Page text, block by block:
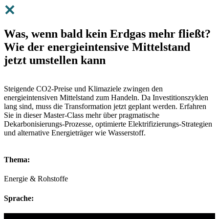
Was, wenn bald kein Erdgas mehr fließt?
Wie der energieintensive Mittelstand
jetzt umstellen kann
Steigende CO2-Preise und Klimaziele zwingen den
energieintensiven Mittelstand zum Handeln. Da Investitionszyklen
lang sind, muss die Transformation jetzt geplant werden. Erfahren
Sie in dieser Master-Class mehr über pragmatische
Dekarbonisierungs-Prozesse, optimierte Elektrifizierungs-Strategien
und alternative Energieträger wie Wasserstoff.
Thema:
Energie & Rohstoffe
Sprache: